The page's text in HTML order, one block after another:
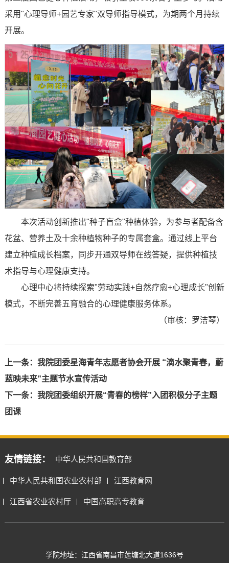
采用"心理导师+园艺专家"双导师指导模式，为期两个月持续
开展。
本次活动创新推出"种子盲盒"种植体验，为参与者配备含
花盆、营养土及十余种植物种子的专属套盒。通过线上平台
建立种植成长档案，同步开通双导师在线答疑，提供种植技
术指导与心理健康支持。
心理中心将持续探索"劳动实践+自然疗愈+心理成长"创新
模式，不断完善五育融合的心理健康服务体系。
（审核：罗洁琴）
上一条： 我院团委星海青年志愿者协会开展 “滴水聚青春，蔚
蓝映未来”主题节水宣传活动
下一条： 我院团委组织开展“青春的榜样”入团积极分子主题
团课
友情链接： 中华人民共和国教育部
中华人民共和国农业农村部 江西教育网
江西省农业农村厅 中国高职高专教育
学院地址：江西省南昌市莲塘北大道1636号